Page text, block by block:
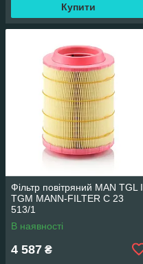
Купити
Фільтр повітряний MAN TGL I,
TGM MANN-FILTER C 23
513/1
В наявності
4 587 ₴